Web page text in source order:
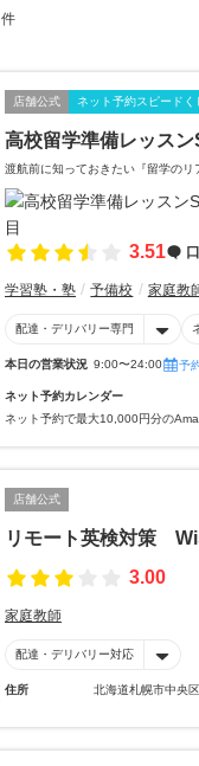
件
店舗公式 ネット予約スピードく
高校留学準備レッス
渡航前に知っておきたい『留学のリ
3.51
学習塾・塾 予備校 家庭教
配達・デリバリー専門
本日の営業状況 9:00〜24:00 予
ネット予約カレンダー
ネット予約で最大10,000円分の
店舗公式
リモート英検対策
3.00
家庭教師
配達・デリバリー対応
住所 北海道札幌市中央